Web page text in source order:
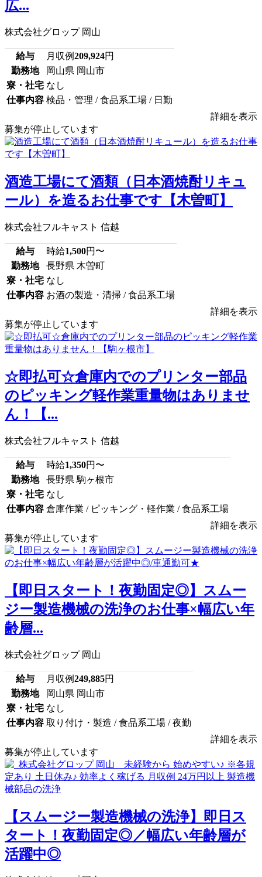
広...
株式会社グロップ 岡山
給与 月収例209,924円
勤務地
岡山県 岡山市
寮・社宅 なし
仕事内容 検品・管理 / 食品系工場 / 日勤
詳細を表示
募集が停止しています
酒造工場にて酒類（日本酒焼酎リキュ
ール）を造るお仕事です【木曽町】
株式会社フルキャスト 信越
給与 時給1,500円〜
勤務地
長野県 木曽町
寮・社宅 なし
仕事内容 お酒の製造・清掃 / 食品系工場
詳細を表示
募集が停止しています
☆即払可☆倉庫内でのプリンター部品
のピッキング軽作業重量物はありませ
ん！【...
株式会社フルキャスト 信越
給与 時給1,350円〜
勤務地
長野県 駒ヶ根市
寮・社宅 なし
仕事内容 倉庫作業 / ピッキング・軽作業 / 食品系工場
詳細を表示
募集が停止しています
【即日スタート！夜勤固定◎】スムー
ジー製造機械の洗浄のお仕事×幅広い年
齢層...
株式会社グロップ 岡山
給与 月収例249,885円
勤務地
岡山県 岡山市
寮・社宅 なし
仕事内容 取り付け・製造 / 食品系工場 / 夜勤
詳細を表示
募集が停止しています
【スムージー製造機械の洗浄】即日ス
タート！夜勤固定◎／幅広い年齢層が
活躍中◎